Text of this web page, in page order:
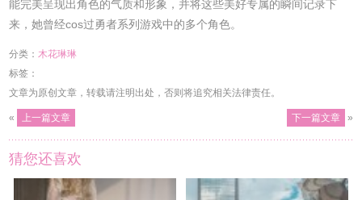
能完美呈现出角色的气质和形象，并将这些美好专属的瞬间记录下
来，她曾经cos过勇者系列游戏中的多个角色。
分类：木花琳琳
标签：
文章为原创文章，转载请注明出处，否则将追究相关法律责任。
« 上一篇文章 下一篇文章 »
猜您还喜欢